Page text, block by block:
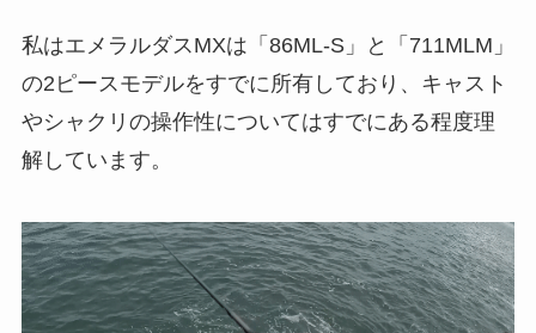
私はエメラルダスMXは「86ML-S」と「711MLM」
の2ピースモデルをすでに所有しており、キャスト
やシャクリの操作性についてはすでにある程度理
解しています。